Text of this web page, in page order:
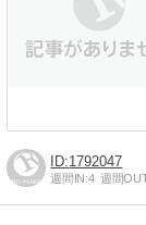
1792047
週間IN:4 週間